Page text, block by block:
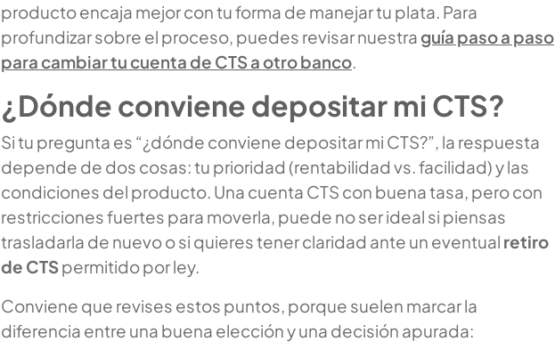
producto encaja mejor con tu forma de manejar tu plata. Para
profundizar sobre el proceso, puedes revisar nuestra guía paso a paso
para cambiar tu cuenta de CTS a otro banco.
¿Dónde conviene depositar mi CTS?
Si tu pregunta es “¿dónde conviene depositar mi CTS?”, la respuesta
depende de dos cosas: tu prioridad (rentabilidad vs. facilidad) y las
condiciones del producto. Una cuenta CTS con buena tasa, pero con
restricciones fuertes para moverla, puede no ser ideal si piensas
trasladarla de nuevo o si quieres tener claridad ante un eventual retiro
de CTSpermitido por ley.
Conviene que revises estos puntos, porque suelen marcar la
diferencia entre una buena elección y una decisión apurada: